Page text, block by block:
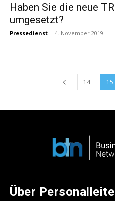
Haben Sie die neue
umgesetzt?
Pressedienst - 4. November 2019
14 15
Über